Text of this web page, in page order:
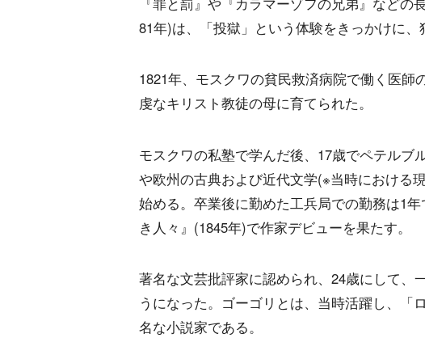
81年)は、「投獄」という体験をきっかけに、
1821年、モスクワの貧民救済病院で働く医
虔なキリスト教徒の母に育てられた。
モスクワの私塾で学んだ後、17歳でペテルブ
や欧州の古典および近代文学(※当時における
始める。卒業後に勤めた工兵局での勤務は1
き人々』(1845年)で作家デビューを果たす。
著名な文芸批評家に認められ、24歳にして、
うになった。ゴーゴリとは、当時活躍し、「
名な小説家である。